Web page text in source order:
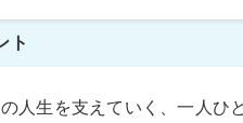
ト
人生を支えていく、一人ひ